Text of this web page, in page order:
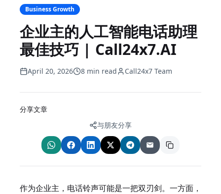
Business Growth
企业主的人工智能电话助理
最佳技巧 | Call24x7.AI
April 20, 2026 8 min read Call24x7 Team
分享文章
与朋友分享
作为企业主，电话铃声可能是一把双刃剑。一方面，